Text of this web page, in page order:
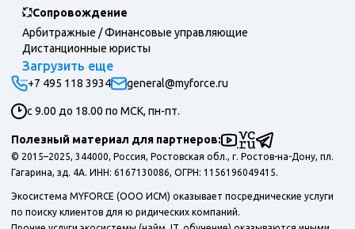
Сопровождение
Арбитражные / Финансовые управляющие
Дистанционные юристы
Загрузить еще
+7 495 118 3934 general@myforce.ru
с 9.00 до 18.00 по МСК, пн-пт.
Полезный материал для партнеров:
© 2015–2025, 344000, Россия, Ростовская обл., г. Ростов-на-Дону, пл.
Гагарина, зд. 4А. ИНН: 6167130086, ОГРН: 1156196049415.
Экосистема MYFORCE (ООО ИСМ) оказывает посреднические услуги
по поиску клиентов для ю ридических компаний.